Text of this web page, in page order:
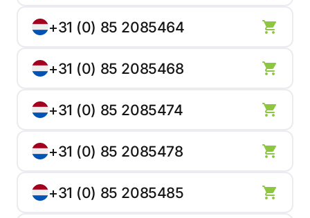
+31 (0) 85 2085464
+31 (0) 85 2085468
+31 (0) 85 2085474
+31 (0) 85 2085478
+31 (0) 85 2085485